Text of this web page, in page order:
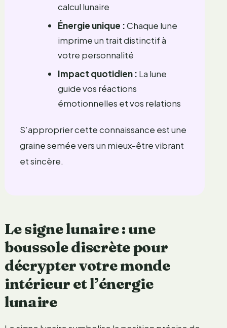
calcul lunaire
Énergie unique :Chaque lune
imprime un trait distinctif à
votre personnalité
Impact quotidien : La lune
guide vos réactions
émotionnelles et vos relations
S’approprier cette connaissance est une
graine semée vers un mieux-être vibrant
et sincère.
Le signe lunaire : une
boussole discrète pour
décrypter votre monde
intérieur et l’énergie
lunaire